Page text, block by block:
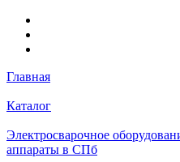
Главная
Каталог
Электросварочное
аппараты в СПб